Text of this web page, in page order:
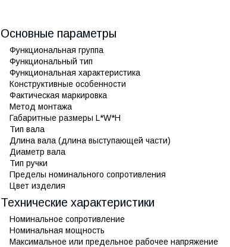
Основные параметры
Функциональная группа
Функциональный тип
Функциональная характеристика
Конструктивные особенности
Фактическая маркировка
Метод монтажа
Габаритные размеры L*W*H
Тип вала
Длина вала (длина выступающей части)
Диаметр вала
Тип ручки
Пределы номинального сопротивления
Цвет изделия
Технические характеристики
Номинальное сопротивление
Номинальная мощность
Максимальное или предельное рабочее напряжение